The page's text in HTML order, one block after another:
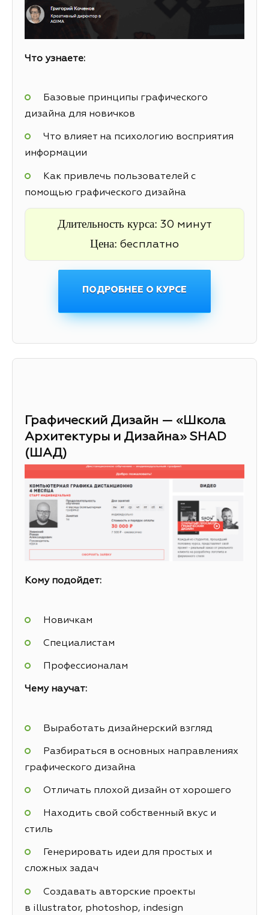
Что узнаете:
Базовые принципы графического
дизайна для новичков
Что влияет на психологию восприятия
информации
Как привлечь пользователей с
помощью графического дизайна
Длительность курса: 30 минут
Цена: бесплатно
ПОДРОБНЕЕ О КУРСЕ
Графический Дизайн — «Школа
Архитектуры и Дизайна» SHAD
(ШАД)
Кому подойдет:
Новичкам
Специалистам
Профессионалам
Чему научат:
Выработать дизайнерский взгляд
Разбираться в основных направлениях
графического дизайна
Отличать плохой дизайн от хорошего
Находить свой собственный вкус и
стиль
Генерировать идеи для простых и
сложных задач
Создавать авторские проекты
в illustrator, photoshop, indesign